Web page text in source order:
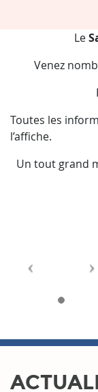
Le
Venez
Toutes les
l’affiche.
Un tout grand